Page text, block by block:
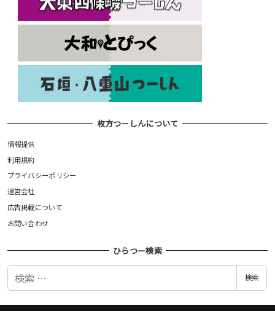
枚方つーしんについて
情報提供
利用規約
プライバシーポリシー
運営会社
広告掲載について
お問い合わせ
ひらつー検索
検
検索